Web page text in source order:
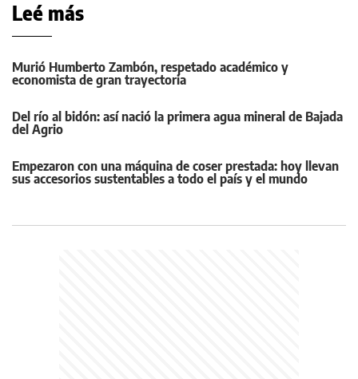
Leé más
Murió Humberto Zambón, respetado académico y
economista de gran trayectoria
Del río al bidón: así nació la primera agua mineral de Bajada
del Agrio
Empezaron con una máquina de coser prestada: hoy llevan
sus accesorios sustentables a todo el país y el mundo